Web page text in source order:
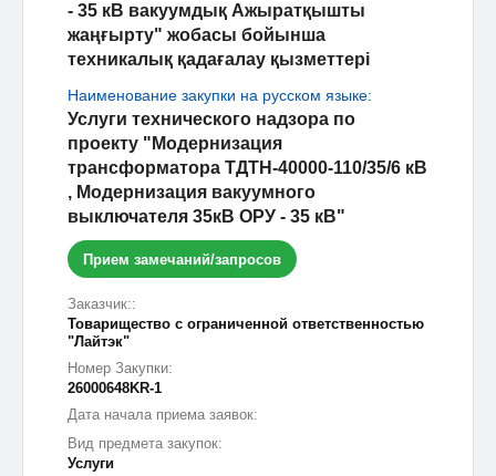
- 35 кВ вакуумдық Ажыратқышты
жаңғырту" жобасы бойынша
техникалық қадағалау қызметтері
Наименование закупки на русском языке:
Услуги технического надзора по
проекту "Модернизация
трансформатора ТДТН-40000-110/35/6 кВ
, Модернизация вакуумного
выключателя 35кВ ОРУ - 35 кВ"
Прием замечаний/запросов
Заказчик::
Товарищество с ограниченной ответственностью
"Лайтэк"
Номер Закупки:
26000648KR-1
Дата начала приема заявок:
Вид предмета закупок:
Услуги